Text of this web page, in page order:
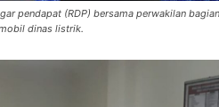
pendapat (RDP) bersama perwakilan
dinas listrik.